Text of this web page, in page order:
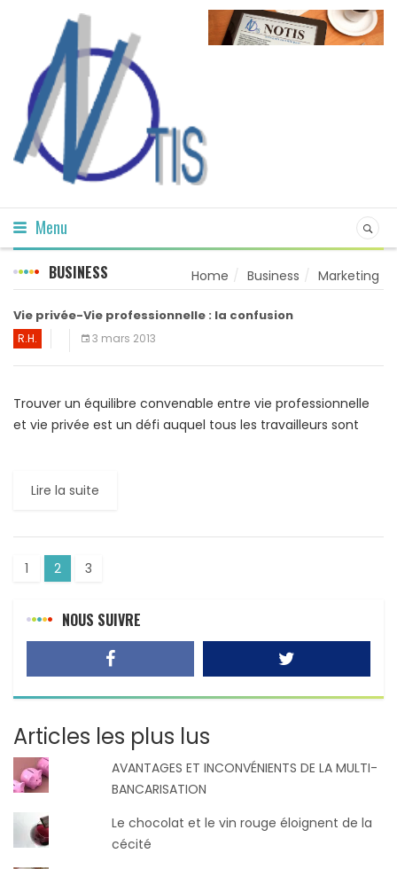
Menu
BUSINESS Home Business Marketing
Vie privée-Vie professionnelle : la confusion
R.H. 3 mars 2013
Trouver un équilibre convenable entre vie professionnelle
et vie privée est un défi auquel tous les travailleurs sont
Lire la suite
1 2 3
NOUS SUIVRE
Articles les plus lus
AVANTAGES ET INCONVÉNIENTS DE LA MULTI-
BANCARISATION
Le chocolat et le vin rouge éloignent de la
cécité